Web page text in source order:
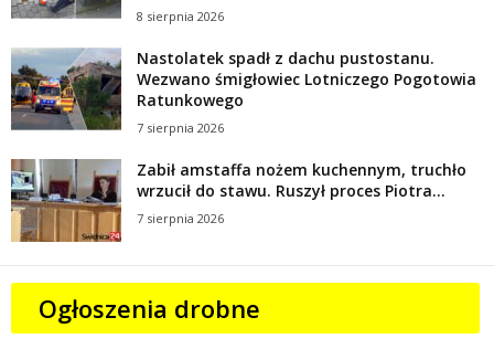
8 sierpnia 2026
Nastolatek spadł z dachu pustostanu.
Wezwano śmigłowiec Lotniczego Pogotowia
Ratunkowego
7 sierpnia 2026
Zabił amstaffa nożem kuchennym, truchło
wrzucił do stawu. Ruszył proces Piotra...
7 sierpnia 2026
Ogłoszenia drobne